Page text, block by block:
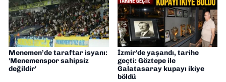
Menemen’de taraftar isyanı:
'Menemenspor sahipsiz
değildir'
İzmir'de yaşandı, tarihe
geçti: Göztepe ile
Galatasaray kupayı ikiye
böldü